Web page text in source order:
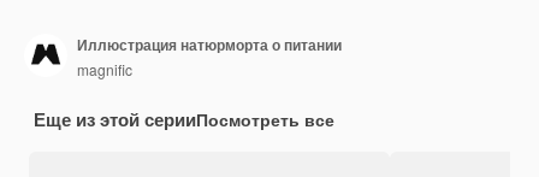
Иллюстрация натюрморта о питании
magnific
Еще из этой серииПосмотреть все